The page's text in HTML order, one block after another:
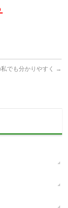
でも分かりやすく →